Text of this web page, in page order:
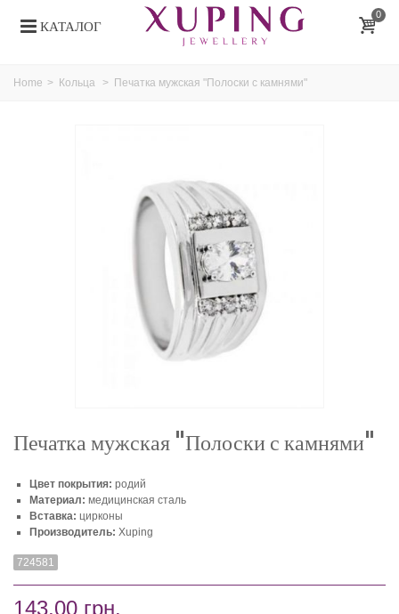
КАТАЛОГ
0
Home > Кольца > Печатка мужская "Полоски с камнями"
Печатка мужская "Полоски с камнями"
Цвет покрытия: родий
Материал: медицинская сталь
Вставка: цирконы
Производитель: Xuping
724581
143,00 грн.